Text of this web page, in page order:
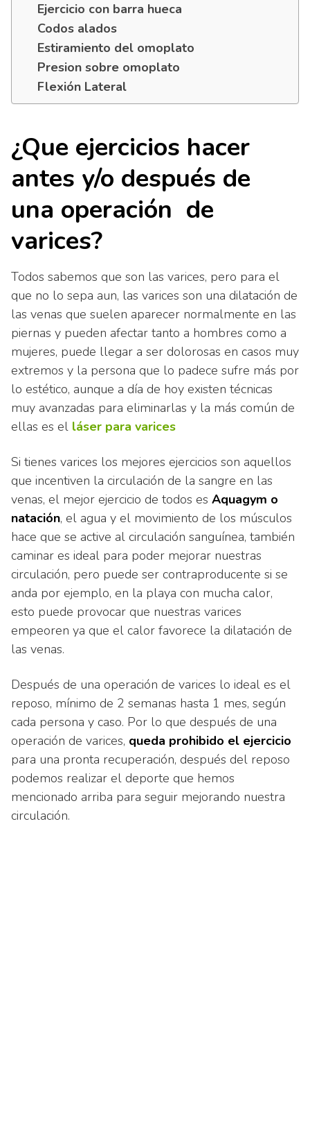
Ejercicio con barra hueca
Codos alados
Estiramiento del omoplato
Presion sobre omoplato
Flexión Lateral
¿Que ejercicios hacer
antes y/o después de
una operación de
varices?
Todos sabemos que son las varices, pero para el
que no lo sepa aun, las varices son una dilatación de
las venas que suelen aparecer normalmente en las
piernas y pueden afectar tanto a hombres como a
mujeres, puede llegar a ser dolorosas en casos muy
extremos y la persona que lo padece sufre más por
lo estético, aunque a día de hoy existen técnicas
muy avanzadas para eliminarlas y la más común de
ellas es el láser para varices
Si tienes varices los mejores ejercicios son aquellos
que incentiven la circulación de la sangre en las
venas, el mejor ejercicio de todos es Aquagym o
natación, el agua y el movimiento de los músculos
hace que se active al circulación sanguínea, también
caminar es ideal para poder mejorar nuestras
circulación, pero puede ser contraproducente si se
anda por ejemplo, en la playa con mucha calor,
esto puede provocar que nuestras varices
empeoren ya que el calor favorece la dilatación de
las venas.
Después de una operación de varices lo ideal es el
reposo, mínimo de 2 semanas hasta 1 mes, según
cada persona y caso. Por lo que después de una
operación de varices, queda prohibido el ejercicio
para una pronta recuperación, después del reposo
podemos realizar el deporte que hemos
mencionado arriba para seguir mejorando nuestra
circulación.